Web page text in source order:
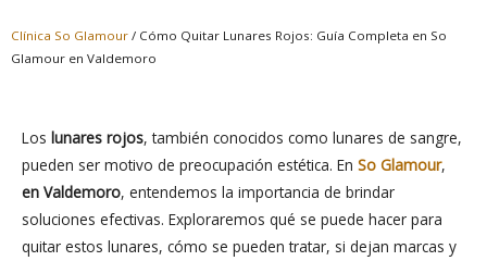
Clínica So Glamour / Cómo Quitar Lunares Rojos: Guía Completa en So
Glamour en Valdemoro
Los lunares rojos, también conocidos como lunares de sangre,
pueden ser motivo de preocupación estética. En So Glamour,
en Valdemoro, entendemos la importancia de brindar
soluciones efectivas. Exploraremos qué se puede hacer para
quitar estos lunares, cómo se pueden tratar, si dejan marcas y